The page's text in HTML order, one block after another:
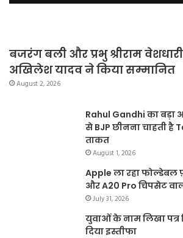
बजरंग बली और प्रभु श्रीराम
अखिलेश यादव ने किया सम्मानित
August 2, 2026
Rahul Gandhi का
से BJP छीनना चाहती है
ताकत
August 1, 2026
Apple ला रहा फोल्डेबल
और A20 Pro चिपसेट
July 31, 2026
युवाओं के नाम लिखा पत्र
दिया इस्तीफा